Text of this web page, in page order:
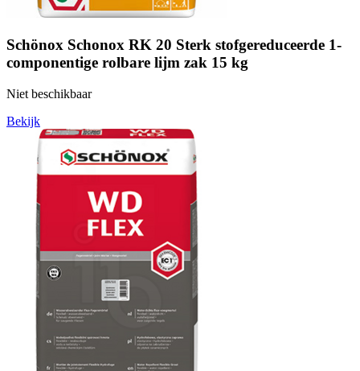
Schönox Schonox RK 20 Sterk stofgereduceerde 1-
componentige rolbare lijm zak 15 kg
Niet beschikbaar
Bekijk